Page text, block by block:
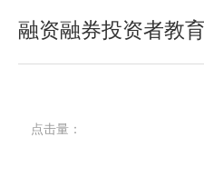
融资融券投资者教
点击量：